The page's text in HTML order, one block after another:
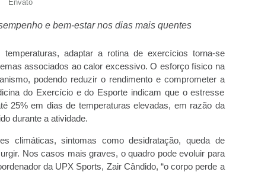
Envato
e bem-estar nos dias mais quentes
adaptar a rotina de exercícios torna-se
associados ao calor excessivo. O esforço físico na
podendo reduzir o rendimento e comprometer a
do Exercício e do Esporte indicam que o estresse
25% em dias de temperaturas elevadas, em razão da
durante a atividade.
climáticas, sintomas como desidratação, queda de
Nos casos mais graves, o quadro pode evoluir para
da UPX Sports, Zair Cândido, “o corpo perde a